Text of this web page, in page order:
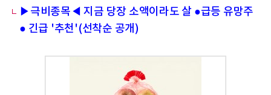
▶극비종목◀ 지금 당장 소액이라도 살 ●급등 유망주
● 긴급 '추천'(선착순 공개)